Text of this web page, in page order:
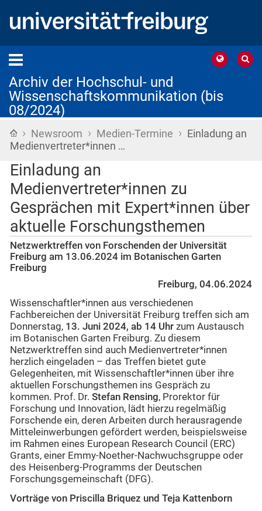
Archiv der Hochschul- und
Wissenschaftskommunikation (bis
08/2024)
Startseite
› Newsroom › Medien-Termine › Einladung an
Medienvertreter*innen …
Einladung an
Medienvertreter*innen zu
Gesprächen mit Expert*innen über
aktuelle Forschungsthemen
Netzwerktreffen von Forschenden der Universität
Freiburg am 13.06.2024 im Botanischen Garten
Freiburg
Freiburg, 04.06.2024
Wissenschaftler*innen aus verschiedenen
Fachbereichen der Universität Freiburg treffen sich am
Donnerstag, 13. Juni 2024, ab 14 Uhr zum Austausch
im Botanischen Garten Freiburg. Zu diesem
Netzwerktreffen sind auch Medienvertreter*innen
herzlich eingeladen – das Treffen bietet gute
Gelegenheiten, mit Wissenschaftler*innen über ihre
aktuellen Forschungsthemen ins Gespräch zu
kommen. Prof. Dr. Stefan Rensing, Prorektor für
Forschung und Innovation, lädt hierzu regelmäßig
Forschende ein, deren Arbeiten durch herausragende
Mitteleinwerbungen gefördert werden, beispielsweise
im Rahmen eines European Research Council (ERC)
Grants, einer Emmy-Noether-Nachwuchsgruppe oder
des Heisenberg-Programms der Deutschen
Forschungsgemeinschaft (DFG).
Vorträge von Priscilla Briquez und Teja Kattenborn